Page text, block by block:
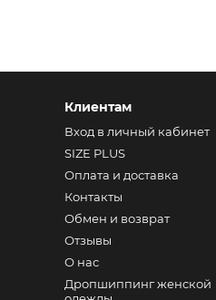
Клиентам
Вход в личный кабинет
SIZE PLUS
Оплата и доставка
Контакты
Обмен и возврат
Отзывы
О нас
Дропшиппинг женской